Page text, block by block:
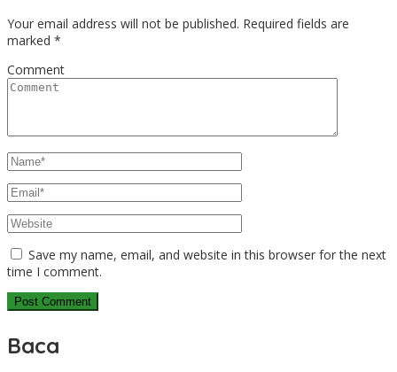
Your email address will not be published. Required fields are
marked *
Comment
Save my name, email, and website in this browser for the next
time I comment.
Baca